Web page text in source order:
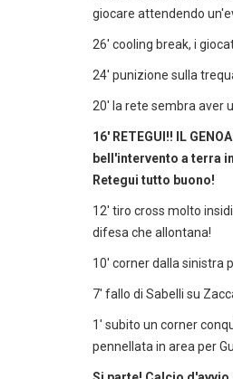
giocare attendendo
26' cooling break, i
24' punizione sulla
20' la rete sembra aver
16' RETEGUI!! IL
bell'intervento a terra
Retegui tutto buono!
12' tiro cross molto
difesa che allontana!
10' corner dalla sinistra
7' fallo di Sabelli su
1' subito un corner
pennellata in area per